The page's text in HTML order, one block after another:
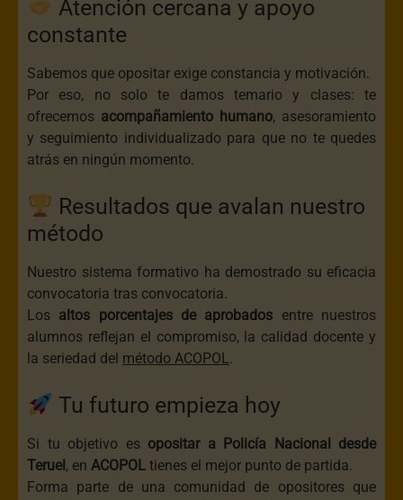
Atención cercana y apoyo
constante
Sabemos que opositar exige constancia y motivación.
Por eso, no solo te damos temario y clases: te
ofrecemos acompañamiento humano, asesoramiento
y seguimiento individualizado para que no te quedes
atrás en ningún momento.
Resultados que avalan nuestro
método
Nuestro sistema formativo ha demostrado su eficacia
convocatoria tras convocatoria.
Los altos porcentajes de aprobados entre nuestros
alumnos reflejan el compromiso, la calidad docente y
la seriedad del método ACOPOL.
Tu futuro empieza hoy
Si tu objetivo es opositar a Policía Nacional desde
Teruel , en ACOPOL tienes el mejor punto de partida.
Forma parte de una comunidad de opositores que